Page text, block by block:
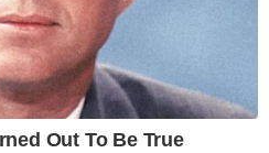
Out To Be True